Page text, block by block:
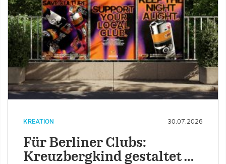
KREATION 30.07.2026
Für Berliner Clubs:
Kreuzbergkind gestaltet …